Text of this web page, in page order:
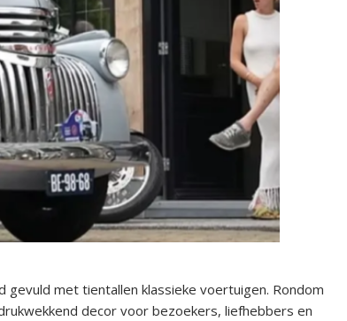
met tientallen klassieke voertuigen. Rondom
decor voor bezoekers, liefhebbers en